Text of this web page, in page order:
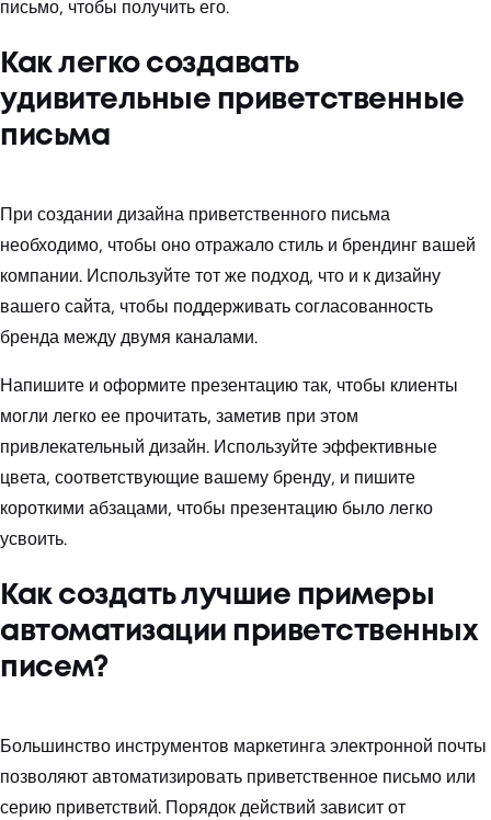
письмо, чтобы получить его.
Как легко создавать
удивительные приветственные
письма
При создании дизайна приветственного письма
необходимо, чтобы оно отражало стиль и брендинг вашей
компании. Используйте тот же подход, что и к дизайну
вашего сайта, чтобы поддерживать согласованность
бренда между двумя каналами.
Напишите и оформите презентацию так, чтобы клиенты
могли легко ее прочитать, заметив при этом
привлекательный дизайн. Используйте эффективные
цвета, соответствующие вашему бренду, и пишите
короткими абзацами, чтобы презентацию было легко
усвоить.
Как создать лучшие примеры
автоматизации приветственных
писем?
Большинство инструментов маркетинга электронной почты
позволяют автоматизировать приветственное письмо или
серию приветствий. Порядок действий зависит от